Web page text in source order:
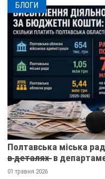
БЛОГИ
Полтавська міська
в̶ ̶д̶е̶т̶а̶л̶я̶х̶ ̶ в
01 травня 2026